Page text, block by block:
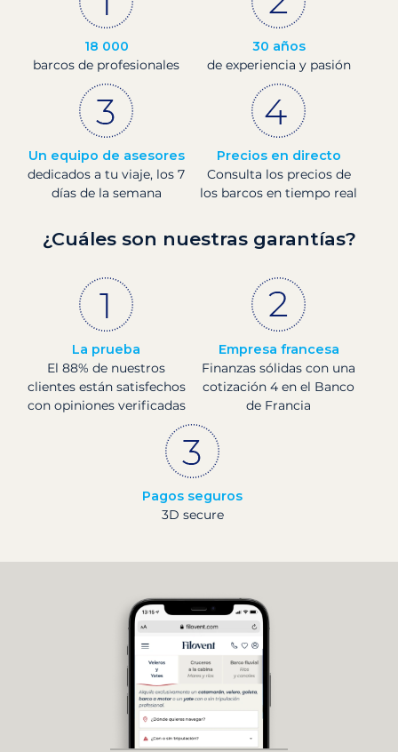
18 000
barcos de profesionales
30 años
de experiencia y pasión
Un equipo de asesores
dedicados a tu viaje, los 7
días de la semana
Precios en directo
Consulta los precios de
los barcos en tiempo real
¿Cuáles son nuestras garantías?
La prueba
El 88% de nuestros
clientes están satisfechos
con opiniones verificadas
Empresa francesa
Finanzas sólidas con una
cotización 4 en el Banco
de Francia
Pagos seguros
3D secure